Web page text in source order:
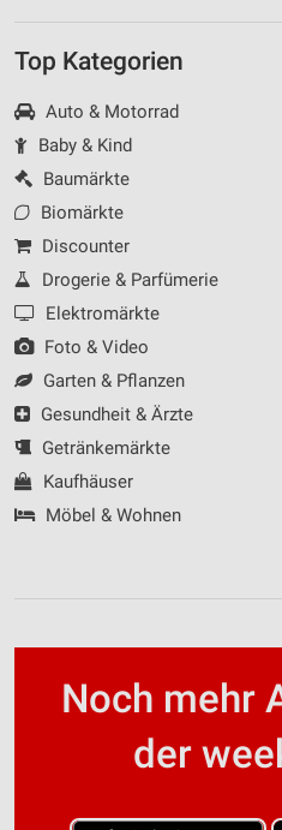
Top Kategorien
Auto & Motorrad
Baby & Kind
Baumärkte
Biomärkte
Discounter
Drogerie & Parfümerie
Elektromärkte
Foto & Video
Garten & Pflanzen
Gesundheit & Ärzte
Getränkemärkte
Kaufhäuser
Möbel & Wohnen
Noch mehr
der